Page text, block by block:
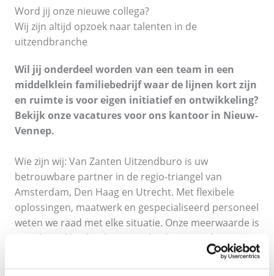
Word jij onze nieuwe collega?
Wij zijn altijd opzoek naar talenten in de
uitzendbranche
Wil jij onderdeel worden van een team in een
middelklein familiebedrijf waar de lijnen kort zijn
en ruimte is voor eigen initiatief en ontwikkeling?
Bekijk onze vacatures voor ons kantoor in Nieuw-
Vennep.
Wie zijn wij: Van Zanten Uitzendburo is uw
betrouwbare partner in de regio-triangel van
Amsterdam, Den Haag en Utrecht. Met flexibele
oplossingen, maatwerk en gespecialiseerd personeel
weten we raad met elke situatie. Onze meerwaarde is
onze betrokkenheid naar opdrachtgevers én onze
uitzendkrachten. Wij koppelen dagelijks +/- 400
werknemers met succes aan bedrijven in de diverse